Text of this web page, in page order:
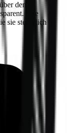
über den
Alle
sie steuerlich